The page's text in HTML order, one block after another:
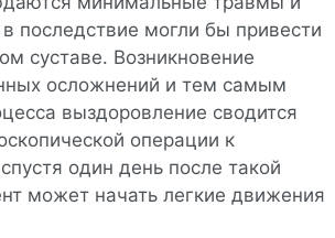
последствие могли бы привести
суставе. Возникновение
осложнений и тем самым
выздоровление сводится
операции к
один день после такой
может начать легкие движения